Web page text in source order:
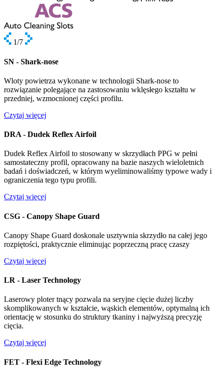
1/7
SN - Shark-nose
Wloty powietrza wykonane w technologii Shark-nose to
rozwiązanie polegające na zastosowaniu wklęsłego kształtu w
przedniej, wzmocnionej części profilu.
Czytaj więcej
DRA - Dudek Reflex Airfoil
Dudek Reflex Airfoil to stosowany w skrzydłach PPG w pełni
samostateczny profil, opracowany na bazie naszych wieloletnich
badań i doświadczeń, w którym wyeliminowaliśmy typowe wady i
ograniczenia tego typu profili.
Czytaj więcej
CSG - Canopy Shape Guard
Canopy Shape Guard doskonale usztywnia skrzydło na całej jego
rozpiętości, praktycznie eliminując poprzeczną pracę czaszy
Czytaj więcej
LR - Laser Technology
Laserowy ploter tnący pozwala na seryjne cięcie dużej liczby
skomplikowanych w kształcie, wąskich elementów, optymalną ich
orientację w stosunku do struktury tkaniny i najwyższą precyzję
cięcia.
Czytaj więcej
FET - Flexi Edge Technology